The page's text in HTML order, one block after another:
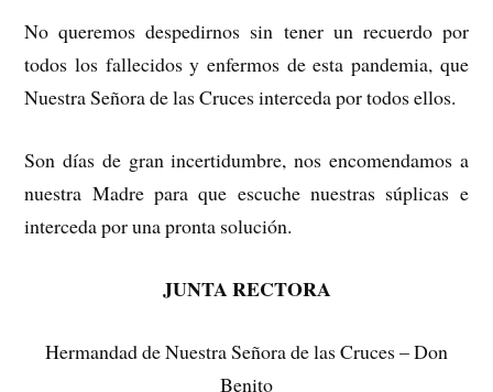
No queremos despedirnos sin tener un recuerdo por
todos los fallecidos y enfermos de esta pandemia, que
Nuestra Señora de las Cruces interceda por todos ellos.
Son días de gran incertidumbre, nos encomendamos a
nuestra Madre para que escuche nuestras súplicas e
interceda por una pronta solución.
JUNTA RECTORA
Hermandad de Nuestra Señora de las Cruces – Don
Benito